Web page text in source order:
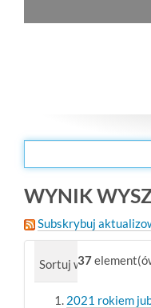
WYNIK
Subskrybuj
37
Sortuj wg trafność
2021 rokiem